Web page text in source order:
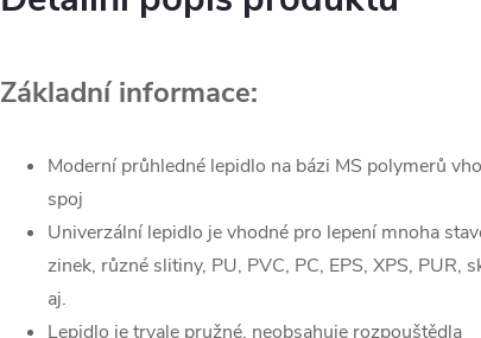
Základní informace:
Moderní průhledné lepidlo na bázi MS polymerů
spoj
Univerzální lepidlo je vhodné pro lepení mnoha
zinek, různé slitiny, PU, PVC, PC, EPS, XPS,
aj.
Lepidlo je trvale pružné, neobsahuje rozpouštědla